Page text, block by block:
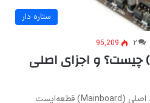
ستاره دار
۲ 95,209
مادربرد (Motherboard) چیست؟ و اجزای اصلی
مادربورد (Motherboard) یا بورد اصلی (Mainboard) قطعه‌ایست